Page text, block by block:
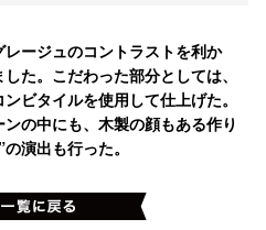
ージュのコントラストを利か
た。こだわった部分としては、
ビタイルを使用して仕上げた。
の中にも、木製の顔もある作り
演出も行った。